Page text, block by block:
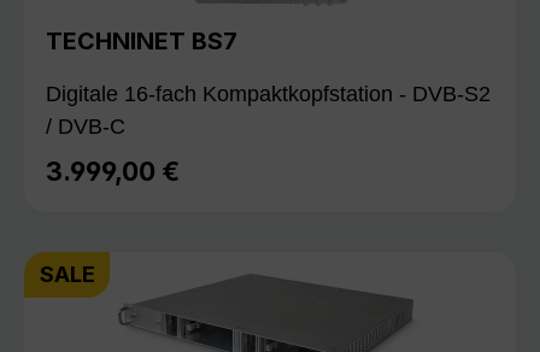
TECHNINET BS7
Digitale 16-fach Kompaktkopfstation - DVB-S2
/ DVB-C
Regulärer Preis:
3.999,00 €
SALE